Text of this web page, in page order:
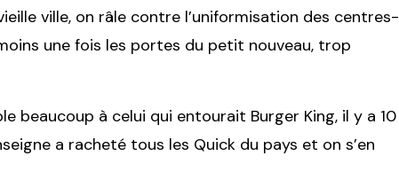
ville, on râle contre l’uniformisation des centres-
une fois les portes du petit nouveau, trop
beaucoup à celui qui entourait Burger King, il y a 10
a racheté tous les Quick du pays et on s’en